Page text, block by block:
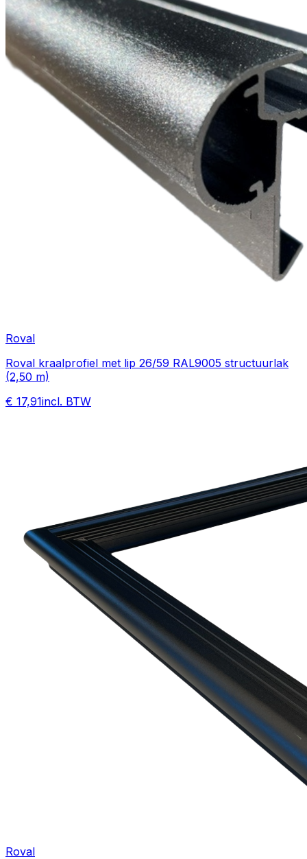
Roval
Roval kraalprofiel met lip 26/59 RAL9005 structuurlak
(2,50 m)
€ 17,91incl. BTW
Roval